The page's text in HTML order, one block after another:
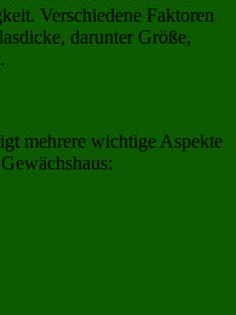
Verschiedene Faktoren
darunter Größe,
mehrere wichtige Aspekte